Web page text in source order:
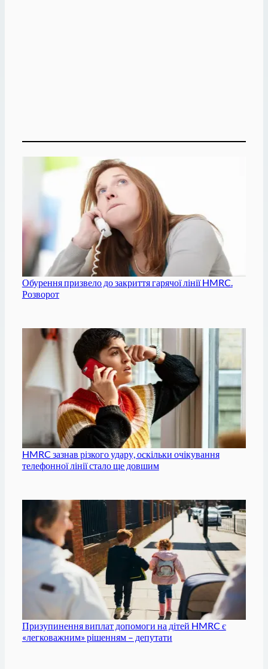
Обурення призвело до закриття гарячої лінії HMRC.
Розворот
HMRC зазнав різкого удару, оскільки очікування
телефонної лінії стало ще довшим
Призупинення виплат допомоги на дітей HMRC є
«легковажним» рішенням – депутати